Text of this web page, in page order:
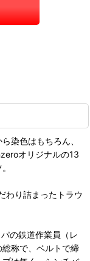
染色はもちろん、
オリジナルの13
わり詰まったトラウ
の鉄道作業員（レ
称で、ベルトで締